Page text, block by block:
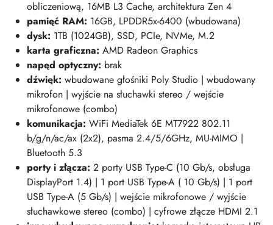
obliczeniową, 16MB L3 Cache, architektura Zen 4
pamięć RAM: 16GB, LPDDR5x-6400 (wbudowana)
dysk: 1TB (1024GB), SSD, PCIe, NVMe, M.2
karta graficzna: AMD Radeon Graphics
napęd optyczny: brak
dźwięk: wbudowane głośniki Poly Studio | wbudowany
mikrofon | wyjście na słuchawki stereo / wejście
mikrofonowe (combo)
komunikacja: WiFi MediaTek 6E MT7922 802.11
b/g/n/ac/ax (2x2), pasma 2.4/5/6GHz, MU-MIMO |
Bluetooth 5.3
porty i złącza: 2 porty USB Type-C (10 Gb/s, obsługa
DisplayPort 1.4) | 1 port USB Type-A ( 10 Gb/s) | 1 port
USB Type-A (5 Gb/s) | wejście mikrofonowe / wyjście
słuchawkowe stereo (combo) | cyfrowe złącze HDMI 2.1